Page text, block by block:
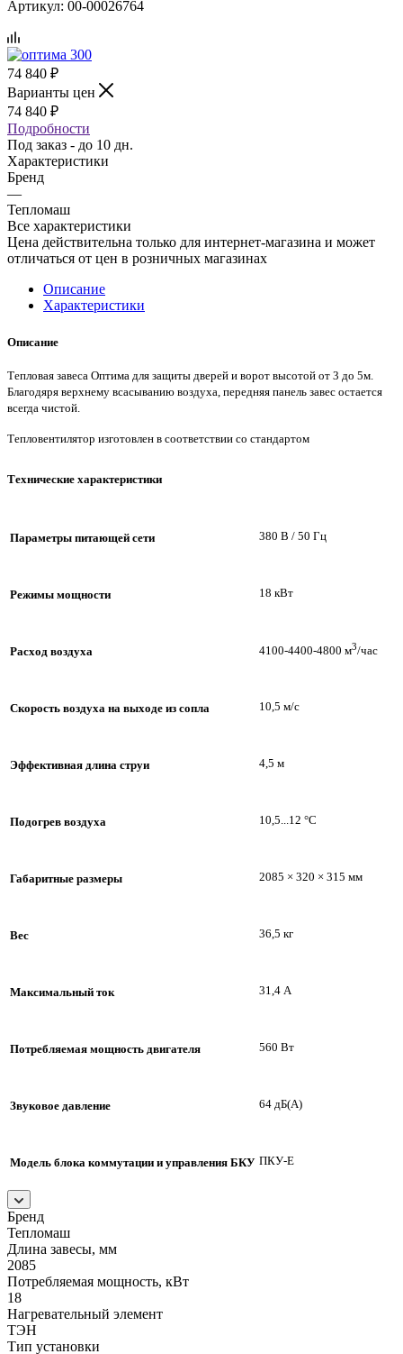
Артикул: 00-00026764
74 840 ₽
Варианты цен
74 840 ₽
Подробности
Под заказ - до 10 дн.
Характеристики
Бренд
—
Тепломаш
Все характеристики
Цена действительна только для интернет-магазина и может
отличаться от цен в розничных магазинах
Описание
Характеристики
Описание
Тепловая завеса Оптима для защиты дверей и ворот высотой от 3 до 5м.
Благодяря верхнему всасыванию воздуха, передняя панель завес остается
всегда чистой.
Тепловентилятор изготовлен в соответствии со стандартом
Технические характеристики
Параметры питающей сети 380 В / 50 Гц
Режимы мощности 18 кВт
Расход воздуха 4100-4400-4800 м3/час
Скорость воздуха на выходе из сопла 10,5 м/с
Эффективная длина струи 4,5 м
Подогрев воздуха 10,5...12 °C
Габаритные размеры 2085 × 320 × 315 мм
Вес 36,5 кг
Максимальный ток 31,4 А
Потребляемая мощность двигателя 560 Вт
Звуковое давление 64 дБ(А)
Модель блока коммутации и управления БКУ ПКУ-Е
Бренд
Тепломаш
Длина завесы, мм
2085
Потребляемая мощность, кВт
18
Нагревательный элемент
ТЭН
Тип установки